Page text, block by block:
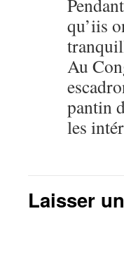
qu’iis
Au
pantin
les
Laisser